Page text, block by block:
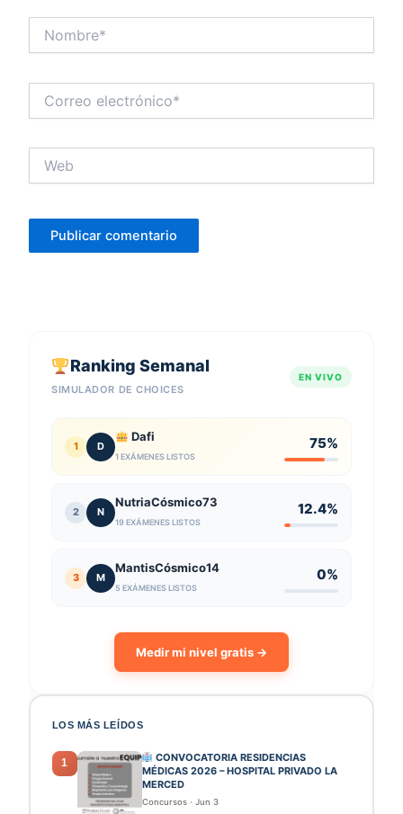
electrónico*
Ranking Semanal
SIMULADOR DE CHOICES
EN VIVO
1 D
Dafi
1 EXÁMENES LISTOS
75%
2 N
NutriaCósmico73
19 EXÁMENES LISTOS
12.4%
3 M
MantisCósmico14
5 EXÁMENES LISTOS
0%
Medir mi nivel gratis →
LOS MÁS LEÍDOS
1
CONVOCATORIA RESIDENCIAS
MÉDICAS 2026 – HOSPITAL PRIVADO LA
MERCED
Concursos · Jun 3